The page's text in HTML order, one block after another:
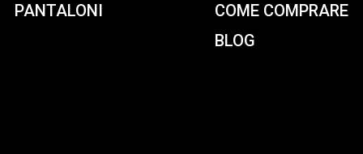
PANTALONI
COME COMPRARE
BLOG